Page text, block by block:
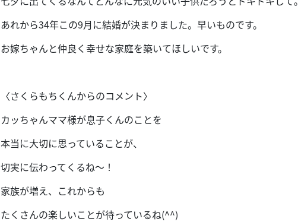
あれから34年この9月に結婚が決まりました。早いものです。
お嫁ちゃんと仲良く幸せな家庭を築いてほしいです。
〈さくらもちくんからのコメント〉
カッちゃんママ様が息子くんのことを
本当に大切に思っていることが、
切実に伝わってくるね〜！
家族が増え、これからも
たくさんの楽しいことが待っているね(^^)